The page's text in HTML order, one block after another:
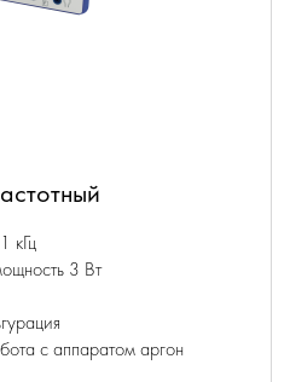
кГц
3 Вт
с аппаратом аргон